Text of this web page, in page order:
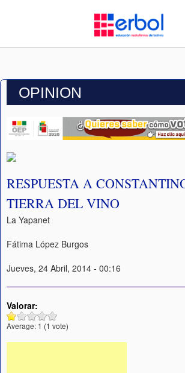
OPINION
RESPUESTA A
TIERRA DEL VINO
La Yapanet
Fátima López Burgos
Jueves, 24 Abril, 2014 - 00:16
Valorar:
Average: 1 (1 vote)